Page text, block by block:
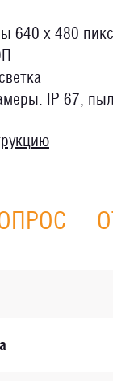
640 x 480
IP 67,